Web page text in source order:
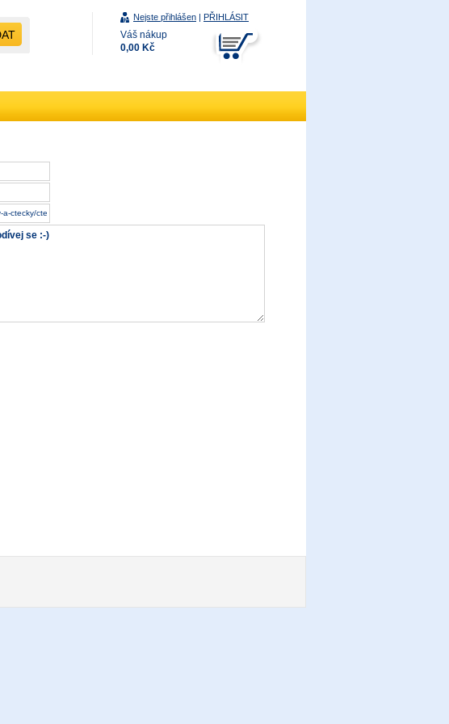
Nejste přihlášen | PŘIHLÁSIT
Váš nákup
0,00 Kč